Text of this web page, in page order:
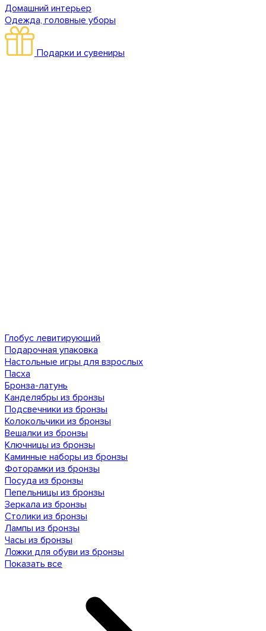
Домашний интерьер
Одежда, головные уборы
Подарки и сувениры
Глобус левитирующий
Подарочная упаковка
Настольные игры для взрослых
Пасха
Бронза-латунь
Канделябры из бронзы
Подсвечники из бронзы
Колокольчики из бронзы
Вешалки из бронзы
Ключницы из бронзы
Каминные наборы из бронзы
Фоторамки из бронзы
Посуда из бронзы
Пепельницы из бронзы
Зеркала из бронзы
Столики из бронзы
Лампы из бронзы
Часы из бронзы
Ложки для обуви из бронзы
Показать все